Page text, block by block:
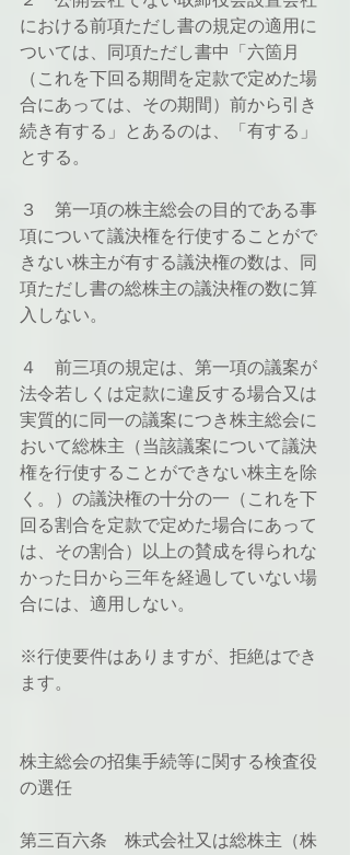
における前項ただし書の規定の適用に
ついては、同項ただし書中「六箇月
（これを下回る期間を定款で定めた場
合にあっては、その期間）前から引き
続き有する」とあるのは、「有する」
とする。
３　第一項の株主総会の目的である事
項について議決権を行使することがで
きない株主が有する議決権の数は、同
項ただし書の総株主の議決権の数に算
入しない。
４　前三項の規定は、第一項の議案が
法令若しくは定款に違反する場合又は
実質的に同一の議案につき株主総会に
おいて総株主（当該議案について議決
権を行使することができない株主を除
く。）の議決権の十分の一（これを下
回る割合を定款で定めた場合にあって
は、その割合）以上の賛成を得られな
かった日から三年を経過していない場
合には、適用しない。
※行使要件はありますが、拒絶はでき
ます。
株主総会の招集手続等に関する検査役
の選任
第三百六条　株式会社又は総株主（株